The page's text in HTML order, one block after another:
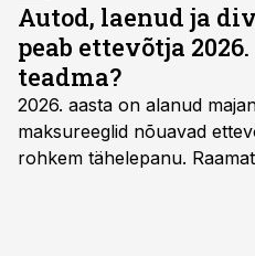
Autod, laenud ja
peab ettevõtja
teadma?
2026. aasta on alanud
maksureeglid nõuavad
rohkem tähelepanu.